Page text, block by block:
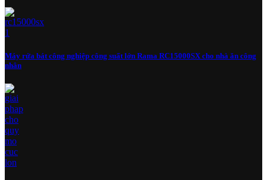
Máy rửa bát công nghiệp công suất lớn Rama RC15000SX cho nhà ăn công
nhân